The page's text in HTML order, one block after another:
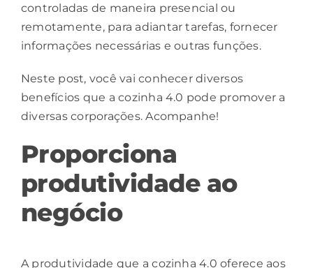
controladas de maneira presencial ou
remotamente, para adiantar tarefas, fornecer
informações necessárias e outras funções.
Neste post, você vai conhecer diversos
benefícios que a cozinha 4.0 pode promover a
diversas corporações. Acompanhe!
Proporciona
produtividade ao
negócio
A produtividade que a cozinha 4.0 oferece aos